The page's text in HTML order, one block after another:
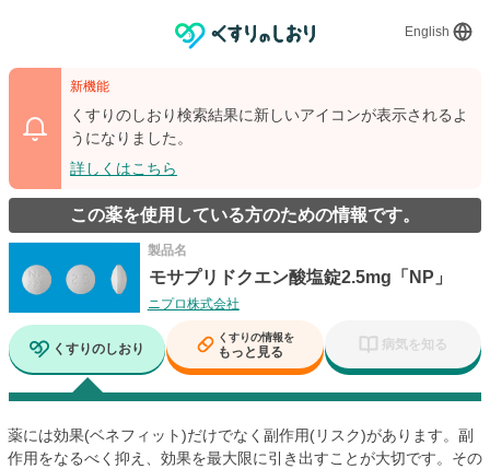
English
新機能
くすりのしおり検索結果に新しいアイコンが表示されるよ
うになりました。
詳しくはこちら
この薬を使用している方のための情報です。
製品名
モサプリドクエン酸塩錠2.5mg「NP」
ニプロ株式会社
くすりのしおり
くすりの情報を
もっと見る 病気を知る
薬には効果(ベネフィット)だけでなく副作用(リスク)があります。副
作用をなるべく抑え、効果を最大限に引き出すことが大切です。その